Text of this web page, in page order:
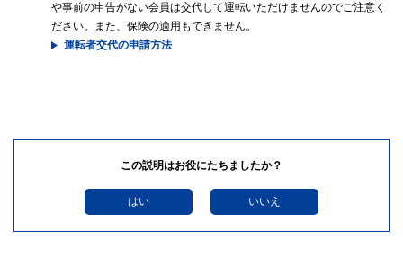
や事前の申告がない会員は交代して運転いただけませんのでご注意く
ださい。また、保険の適用もできません。
運転者交代の申請方法
この説明はお役にたちましたか？
はい いいえ